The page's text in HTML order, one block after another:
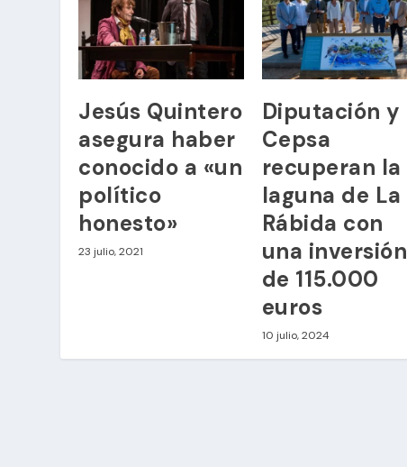
Jesús Quintero
asegura haber
conocido a «un
político
honesto»
23 julio, 2021
Diputación y
Cepsa
recuperan la
laguna de La
Rábida con
una inversión
de 115.000
euros
10 julio, 2024